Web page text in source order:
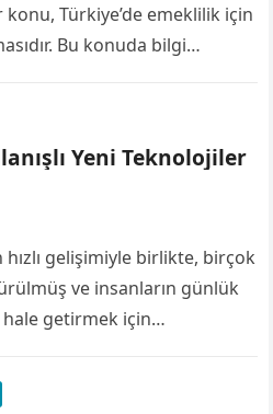
Türkiye’de emeklilik için
Bu konuda bilgi
Yeni Teknolojiler
gelişimiyle birlikte, birçok
ve insanların günlük
hale getirmek için